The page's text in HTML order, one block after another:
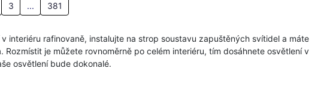
3 ... 381
interiéru rafinovaně, instalujte na strop soustavu zapuštěných svítidel a máte
je můžete rovnoměrně po celém interiéru, tím dosáhnete osvětlení v
osvětlení bude dokonalé.